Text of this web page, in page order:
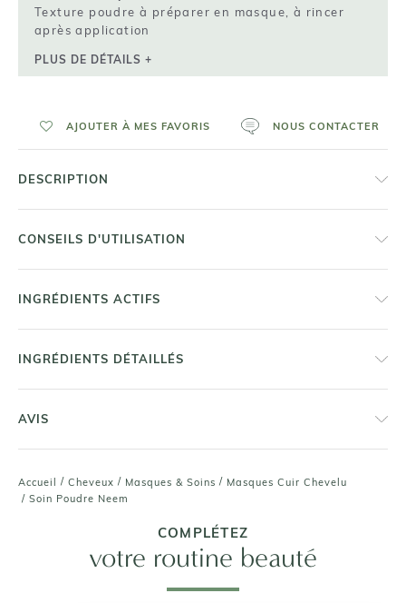
Accueil / Cheveux / Masques & Soins / Masques Cuir Chevelu
/ Soin Poudre Neem
Texture poudre à préparer en masque, à rincer
après application
PLUS DE DÉTAILS +
AJOUTER À MES FAVORIS NOUS CONTACTER
DESCRIPTION
CONSEILS D'UTILISATION
INGRÉDIENTS ACTIFS
INGRÉDIENTS DÉTAILLÉS
AVIS
COMPLÉTEZ
votre routine beauté